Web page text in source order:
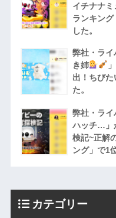
イチナナ
ランキン
した。
弊社・ライ
き姉
出！ちび
た。
弊社・ラ
ハッチ…」
検記~正解
ング」で1
カテゴリー